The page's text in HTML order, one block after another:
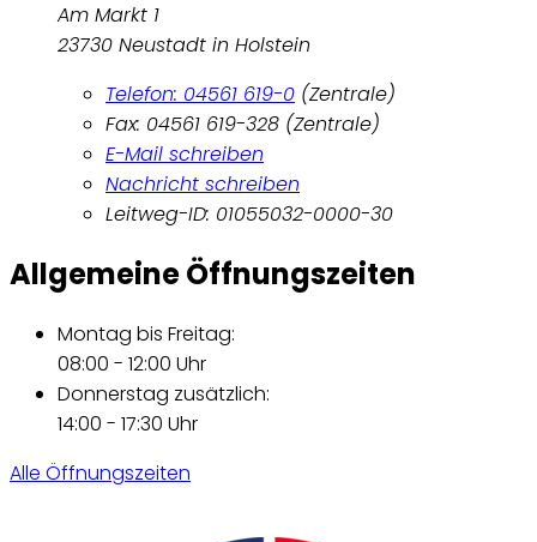
Am Markt 1
23730 Neustadt in Holstein
Telefon: 04561 619-0 (Zentrale)
Fax: 04561 619-328 (Zentrale)
E-Mail schreiben
Nachricht schreiben
Leitweg-ID: 01055032-0000-30
Allgemeine Öffnungszeiten
Montag bis Freitag:
08:00 - 12:00 Uhr
Donnerstag zusätzlich:
14:00 - 17:30 Uhr
Alle Öffnungszeiten